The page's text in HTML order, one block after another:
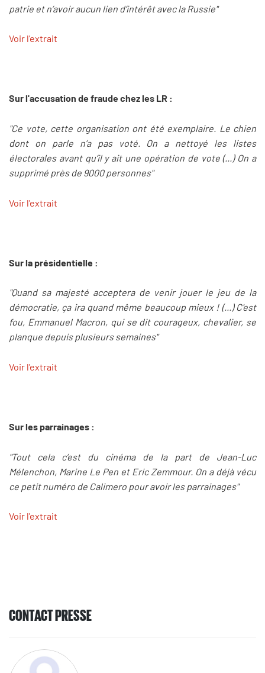
patrie et n’avoir aucun lien d’intérêt avec la Russie"
Voir l'extrait
Sur l'accusation de fraude chez les LR :
"Ce vote, cette organisation ont été exemplaire. Le chien
dont on parle n’a pas voté. On a nettoyé les listes
électorales avant qu’il y ait une opération de vote (...) On a
supprimé près de 9000 personnes"
Voir l'extrait
Sur la présidentielle :
"Quand sa majesté acceptera de venir jouer le jeu de la
démocratie, ça ira quand même beaucoup mieux ! (...) C'est
fou, Emmanuel Macron, qui se dit courageux, chevalier, se
planque depuis plusieurs semaines"
Voir l'extrait
Sur les parrainages :
"Tout cela c’est du cinéma de la part de Jean-Luc
Mélenchon, Marine Le Pen et Eric Zemmour. On a déjà vécu
ce petit numéro de Calimero pour avoir les parrainages"
Voir l'extrait
CONTACT PRESSE